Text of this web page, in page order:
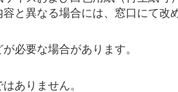
と異なる場合には、窓口にて改
必要な場合があります。
ありません。